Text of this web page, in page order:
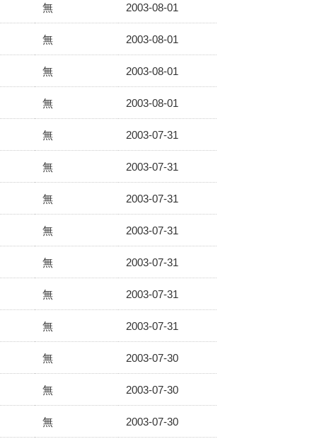
無 2003-08-01
無 2003-08-01
無 2003-08-01
無 2003-08-01
無 2003-07-31
無 2003-07-31
無 2003-07-31
無 2003-07-31
無 2003-07-31
無 2003-07-31
無 2003-07-31
無 2003-07-30
無 2003-07-30
無 2003-07-30